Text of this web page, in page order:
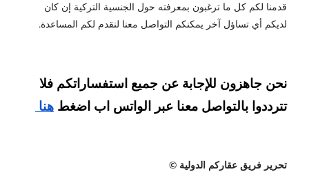
قدمنا لكم كل ما ترغبون بمعرفته حول الجنسية التركية إن كان
لديكم أي تساؤل آخر يمكنكم التواصل معنا لنقدم لكم المساعدة.
تترددوا بالتواصل معنا عبر الواتس اب اضغط هنا
تحرير فريق عقاركم الدولية ©